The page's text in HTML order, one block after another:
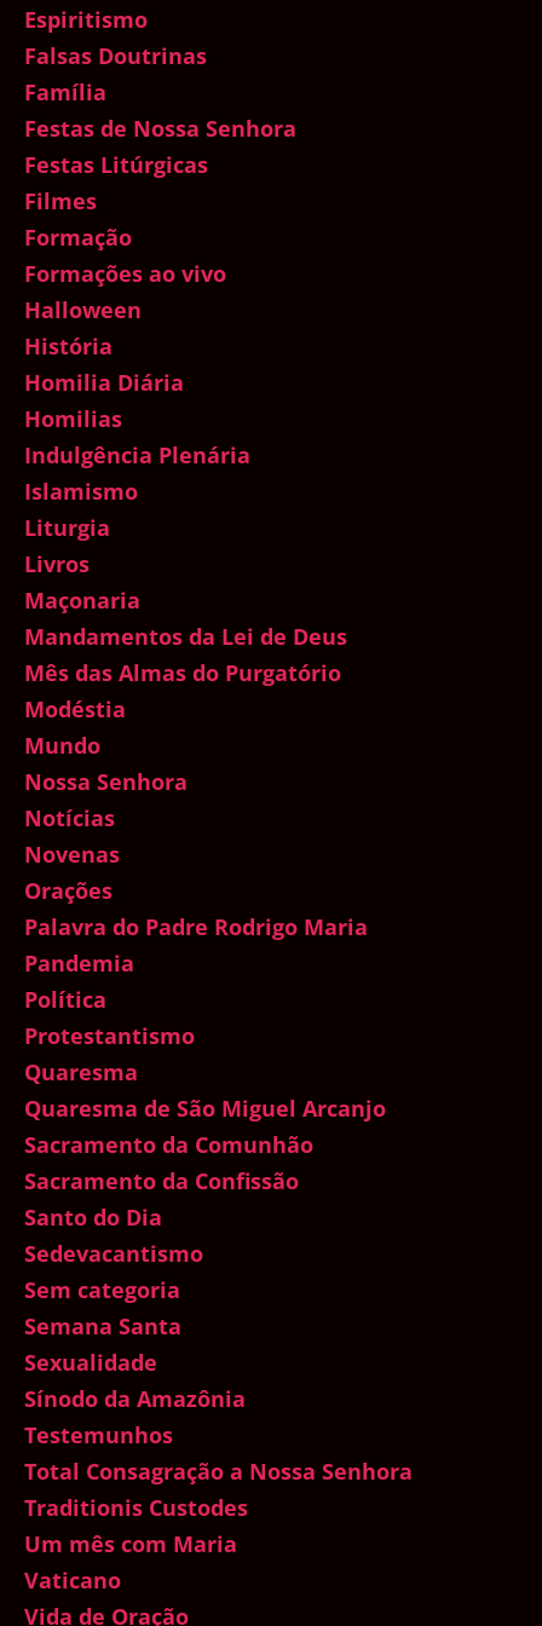
Espiritismo
Falsas Doutrinas
Família
Festas de Nossa Senhora
Festas Litúrgicas
Filmes
Formação
Formações ao vivo
Halloween
História
Homilia Diária
Homilias
Indulgência Plenária
Islamismo
Liturgia
Livros
Maçonaria
Mandamentos da Lei de Deus
Mês das Almas do Purgatório
Modéstia
Mundo
Nossa Senhora
Notícias
Novenas
Orações
Palavra do Padre Rodrigo Maria
Pandemia
Política
Protestantismo
Quaresma
Quaresma de São Miguel Arcanjo
Sacramento da Comunhão
Sacramento da Confissão
Santo do Dia
Sedevacantismo
Sem categoria
Semana Santa
Sexualidade
Sínodo da Amazônia
Testemunhos
Total Consagração a Nossa Senhora
Traditionis Custodes
Um mês com Maria
Vaticano
Vida de Oração